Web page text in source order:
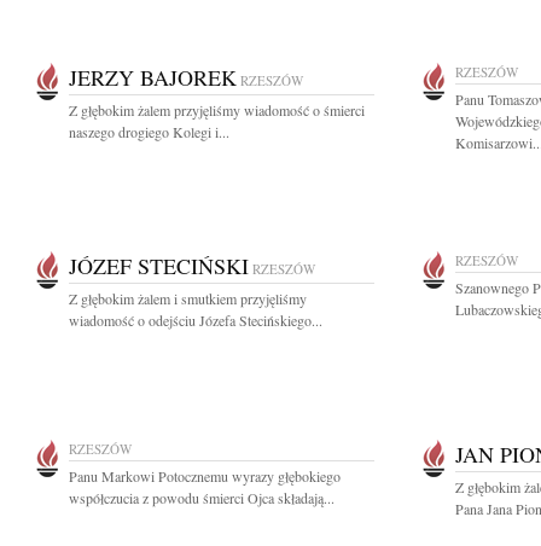
JERZY BAJOREK RZESZÓW
Z głębokim żalem przyjęliśmy wiadomość o śmierci
naszego drogiego Kolegi i...
RZESZÓW
Panu
JÓZEF STECIŃSKI RZESZÓW
Z głębokim żalem i smutkiem przyjęliśmy
wiadomość o odejściu Józefa Stecińskiego...
RZESZÓW
Szanownego
RZESZÓW
Panu Markowi Potocznemu wyrazy głębokiego
współczucia z powodu śmierci Ojca składają...
JAN
Z głębokim
Pana Jana